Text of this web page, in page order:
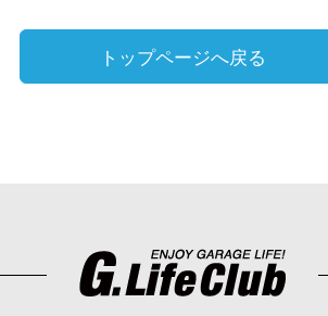
トップページへ戻る